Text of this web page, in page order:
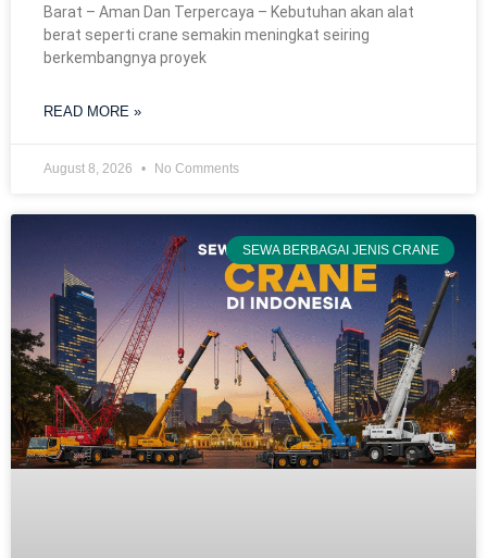
Barat – Aman Dan Terpercaya – Kebutuhan akan alat
berat seperti crane semakin meningkat seiring
berkembangnya proyek
READ MORE »
August 8, 2026 No Comments
SEWA BERBAGAI JENIS CRANE